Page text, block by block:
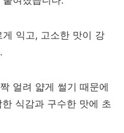
익고, 고소한 맛이 강
얼려 얇게 썰기 때문에
식감과 구수한 맛에 초